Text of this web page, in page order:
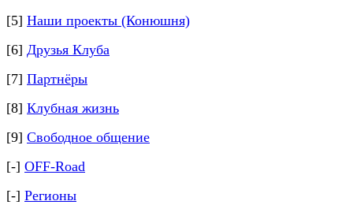
[5] Наши проекты (Конюшня)
[6] Друзья Клуба
[7] Партнёры
[8] Клубная жизнь
[9] Свободное общение
[-] OFF-Road
[-] Регионы